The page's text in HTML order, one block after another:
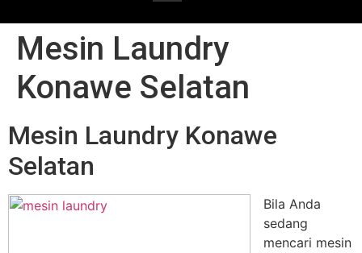
Mesin Laundry
Konawe Selatan
Mesin Laundry Konawe
Selatan
Bila Anda
sedang
mencari mesin